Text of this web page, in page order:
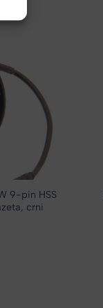
9-pin HSS
crni